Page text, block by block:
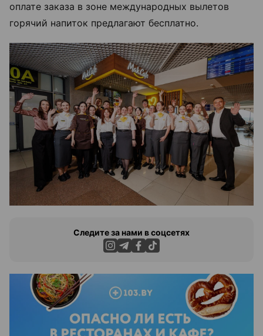
оплате заказа в зоне международных вылетов
горячий напиток предлагают бесплатно.
Следите за нами в соцсетях